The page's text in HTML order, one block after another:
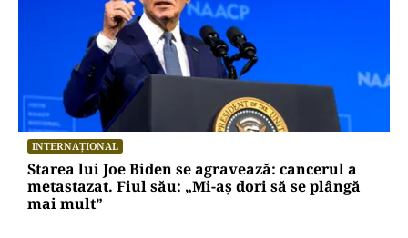
INTERNAȚIONAL
Starea lui Joe Biden se agravează: cancerul a
metastazat. Fiul său: „Mi-aș dori să se plângă
mai mult”